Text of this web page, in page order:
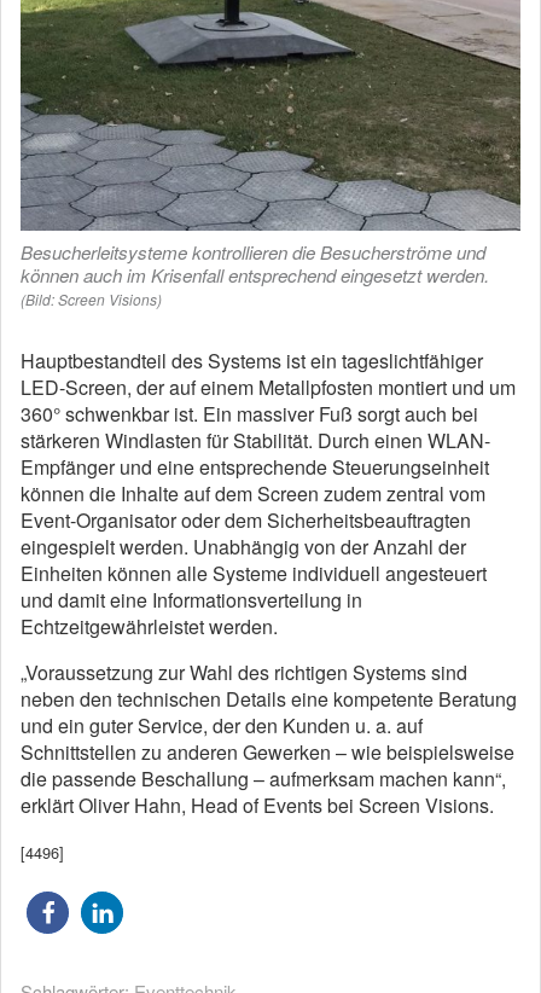
Besucherleitsysteme kontrollieren die Besucherströme und
können auch im Krisenfall entsprechend eingesetzt werden.
(Bild: Screen Visions)
Hauptbestandteil des Systems ist ein tageslichtfähiger
LED-Screen, der auf einem Metallpfosten montiert und um
360° schwenkbar ist. Ein massiver Fuß sorgt auch bei
stärkeren Windlasten für Stabilität. Durch einen WLAN-
Empfänger und eine entsprechende Steuerungseinheit
können die Inhalte auf dem Screen zudem zentral vom
Event-Organisator oder dem Sicherheitsbeauftragten
eingespielt werden. Unabhängig von der Anzahl der
Einheiten können alle Systeme individuell angesteuert
und damit eine Informationsverteilung in
Echtzeitgewährleistet werden.
„Voraussetzung zur Wahl des richtigen Systems sind
neben den technischen Details eine kompetente Beratung
und ein guter Service, der den Kunden u. a. auf
Schnittstellen zu anderen Gewerken – wie beispielsweise
die passende Beschallung – aufmerksam machen kann“,
erklärt Oliver Hahn, Head of Events bei Screen Visions.
[4496]